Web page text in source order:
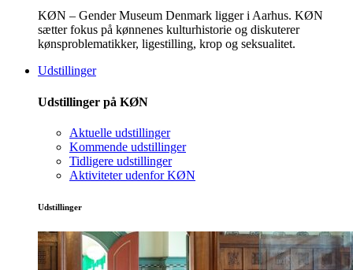
KØN – Gender Museum Denmark ligger i Aarhus. KØN
sætter fokus på kønnenes kulturhistorie og diskuterer
kønsproblematikker, ligestilling, krop og seksualitet.
Udstillinger
Udstillinger på KØN
Aktuelle udstillinger
Kommende udstillinger
Tidligere udstillinger
Aktiviteter udenfor KØN
Udstillinger